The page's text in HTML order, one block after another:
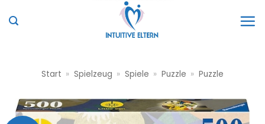
Inhalt
Start » Spielzeug » Spiele » Puzzle » Puzzle